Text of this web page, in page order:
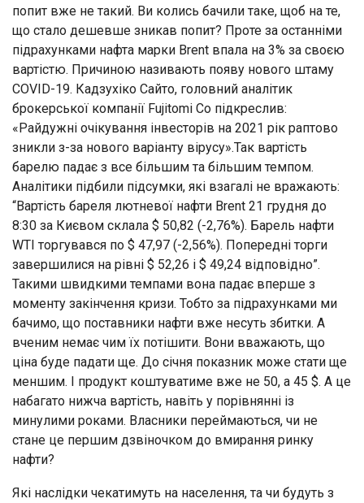
попит вже не такий. Ви колись бачили таке, щоб на те,
що стало дешевше зникав попит? Проте за останніми
підрахунками нафта марки Brent впала на 3% за своєю
вартістю. Причиною називають появу нового штаму
COVID-19. Кадзухіко Сайто, головний аналітик
брокерської компанії Fujitomi Co підкреслив:
«Райдужні очікування інвесторів на 2021 рік раптово
зникли з-за нового варіанту вірусу».Так вартість
барелю падає з все більшим та більшим темпом.
Аналітики підбили підсумки, які взагалі не вражають:
“Вартість бареля лютневої нафти Brent 21 грудня до
8:30 за Києвом склала $ 50,82 (-2,76%). Барель нафти
WTI торгувався по $ 47,97 (-2,56%). Попередні торги
завершилися на рівні $ 52,26 і $ 49,24 відповідно”.
Такими швидкими темпами вона падає вперше з
моменту закінчення кризи. Тобто за підрахунками ми
бачимо, що поставники нафти вже несуть збитки. А
вченим немає чим їх потішити. Вони вважають, що
ціна буде падати ще. До січня показник може стати ще
меншим. І продукт коштуватиме вже не 50, а 45 $. А це
набагато нижча вартість, навіть у порівнянні із
минулими роками. Власники переймаються, чи не
стане це першим дзвіночком до вмирання ринку
нафти?
Які наслідки чекатимуть на населення, та чи будуть з